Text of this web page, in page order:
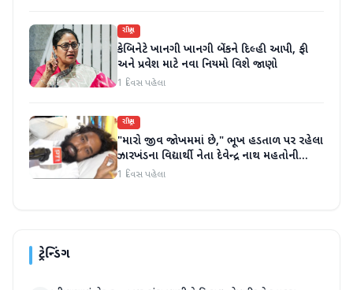
રાષ્ટ્રીય
કેબિનેટે ખાનગી ખાનગી બેંકને દિલ્હી આપી, ફી
અને પ્રવેશ માટે નવા નિયમો વિશે જાણો
1 દિવસ પહેલા
રાષ્ટ્રીય
"મારો જીવ જોખમમાં છે," ભૂખ હડતાળ પર રહેલા
ઝારખંડના વિદ્યાર્થી નેતા દેવેન્દ્ર નાથ મહતોની
તબિયત ખરાબ
1 દિવસ પહેલા
ટ્રેન્ડિંગ